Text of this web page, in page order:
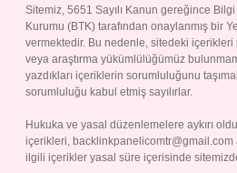
Sitemiz, 5651 Sayılı Kanun gereğince
Kurumu (BTK) tarafından onaylanmış bir
vermektedir. Bu nedenle, sitedeki
veya araştırma yükümlülüğümüz
yazdıkları içeriklerin sorumluluğunu
sorumluluğu kabul etmiş sayılırlar.
Hukuka ve yasal düzenlemelere aykırı
içerikleri, backlinkpanelicomtr@gmail.com
ilgili içerikler yasal süre içerisinde